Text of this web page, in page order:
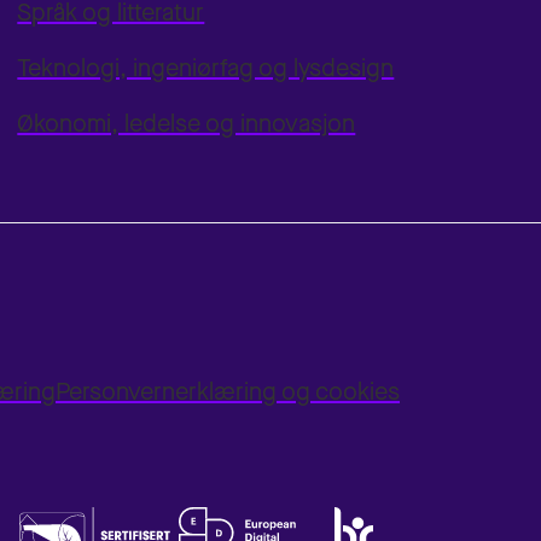
Språk og litteratur
Teknologi, ingeniørfag og lysdesign
Økonomi, ledelse og innovasjon
Personvernerklæring og cookies